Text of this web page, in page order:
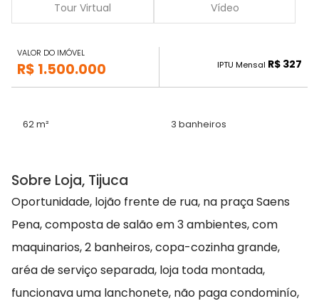
Tour Virtual Vídeo
VALOR DO IMÓVEL
R$ 1.500.000 IPTU Mensal R$ 327
62 m² 3 banheiros
Sobre Loja, Tijuca
Oportunidade, lojão frente de rua, na praça Saens
Pena, composta de salão em 3 ambientes, com
maquinarios, 2 banheiros, copa-cozinha grande,
aréa de serviço separada, loja toda montada,
funcionava uma lanchonete, não paga condominío,